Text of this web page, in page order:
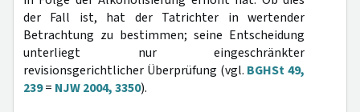
der Fall ist, hat der Tatrichter in wertender
Betrachtung zu bestimmen; seine Entscheidung
unterliegt nur eingeschränkter
revisionsgerichtlicher Überprüfung (vgl. BGHSt 49,
239= NJW 2004, 3350).